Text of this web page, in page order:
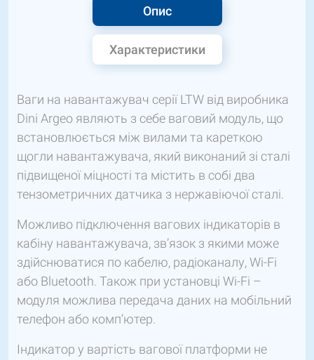
Опис
Характеристики
Ваги на навантажувач серії LTW від виробника
Dini Argeo являють з себе ваговий модуль, що
встановлюється між вилами та кареткою
щогли навантажувача, який виконаний зі сталі
підвищеної міцності та містить в собі два
тензометричних датчика з нержавіючої сталі.
Можливо підключення вагових індикаторів в
кабіну навантажувача, зв’язок з якими може
здійснюватися по кабелю, радіоканалу, Wi-Fi
або Bluetooth. Також при установці Wi-Fi –
модуля можлива передача даних на мобільний
телефон або комп’ютер.
Індикатор у вартість вагової платформи не